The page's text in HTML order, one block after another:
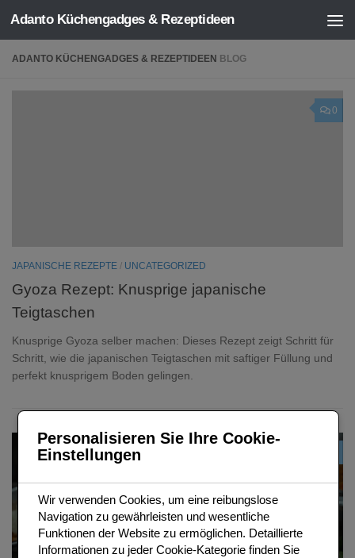
Zum Inhalt springen
Adanto Küchengadges & Rezeptideen
ADANTO KÜCHENGADGES & REZEPTIDEEN BLOG
0
JAPANISCHE REZEPTE / UNCATEGORIZED
Gyoza Rezept: Knusprige japanische
Teigtaschen
Knusprige Gyoza selber machen: Dieses Rezept zeigt Schritt für
Schritt, wie die japanischen Teigtaschen mit saftiger Füllung und
perfekt knusprigem Boden gelingen.
Personalisieren Sie Ihre Cookie-
Einstellungen
Wir verwenden Cookies, um eine reibungslose
Navigation zu gewährleisten und wesentliche
Funktionen der Website zu ermöglichen. Detaillierte
Informationen zu jeder Cookie-Kategorie finden Sie